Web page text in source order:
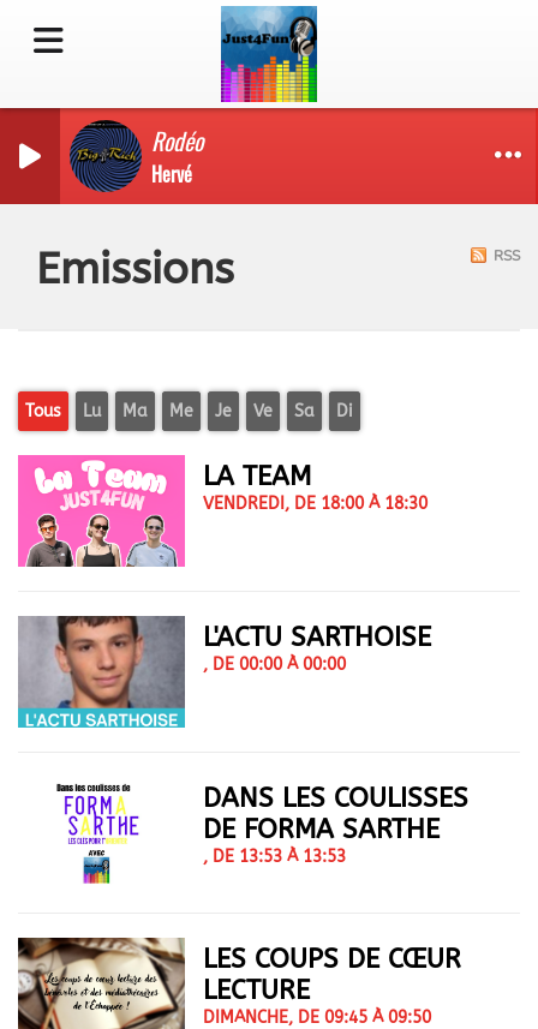
Rodéo
Hervé
Emissions RSS
Tous Lu Ma Me Je Ve Sa Di
LA TEAM
VENDREDI, DE 18:00 À 18:30
L'ACTU SARTHOISE
, DE 00:00 À 00:00
DANS LES COULISSES
DE FORMA SARTHE
, DE 13:53 À 13:53
LES COUPS DE CŒUR
LECTURE
DIMANCHE, DE 09:45 À 09:50